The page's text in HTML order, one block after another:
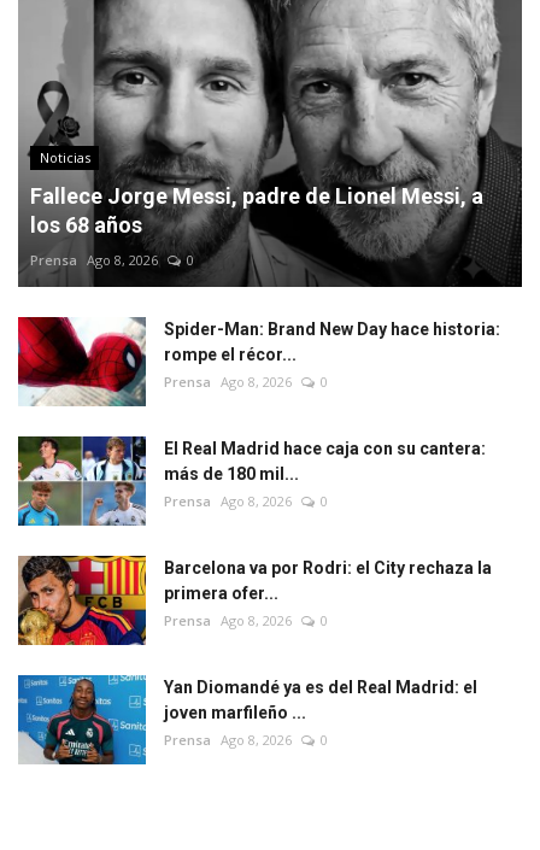
Noticias
Fallece Jorge Messi, padre de Lionel Messi, a
los 68 años
Prensa Ago 8, 2026 0
Spider-Man: Brand New Day hace historia:
rompe el récor...
Prensa Ago 8, 2026 0
El Real Madrid hace caja con su cantera:
más de 180 mil...
Prensa Ago 8, 2026 0
Barcelona va por Rodri: el City rechaza la
primera ofer...
Prensa Ago 8, 2026 0
Yan Diomandé ya es del Real Madrid: el
joven marfileño ...
Prensa Ago 8, 2026 0